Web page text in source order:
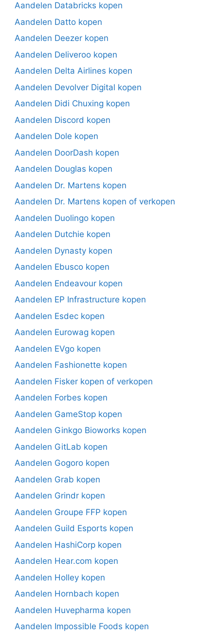
Aandelen Databricks kopen
Aandelen Datto kopen
Aandelen Deezer kopen
Aandelen Deliveroo kopen
Aandelen Delta Airlines kopen
Aandelen Devolver Digital kopen
Aandelen Didi Chuxing kopen
Aandelen Discord kopen
Aandelen Dole kopen
Aandelen DoorDash kopen
Aandelen Douglas kopen
Aandelen Dr. Martens kopen
Aandelen Dr. Martens kopen of verkopen
Aandelen Duolingo kopen
Aandelen Dutchie kopen
Aandelen Dynasty kopen
Aandelen Ebusco kopen
Aandelen Endeavour kopen
Aandelen EP Infrastructure kopen
Aandelen Esdec kopen
Aandelen Eurowag kopen
Aandelen EVgo kopen
Aandelen Fashionette kopen
Aandelen Fisker kopen of verkopen
Aandelen Forbes kopen
Aandelen GameStop kopen
Aandelen Ginkgo Bioworks kopen
Aandelen GitLab kopen
Aandelen Gogoro kopen
Aandelen Grab kopen
Aandelen Grindr kopen
Aandelen Groupe FFP kopen
Aandelen Guild Esports kopen
Aandelen HashiCorp kopen
Aandelen Hear.com kopen
Aandelen Holley kopen
Aandelen Hornbach kopen
Aandelen Huvepharma kopen
Aandelen Impossible Foods kopen